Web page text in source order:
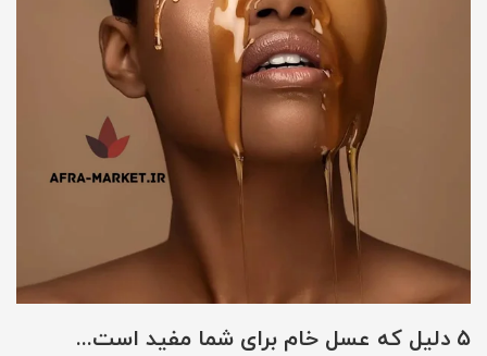
۵ دلیل که عسل خام برای شما مفید است...